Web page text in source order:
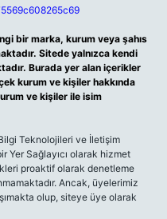
bir marka, kurum veya şahıs
Sitede yalnızca kendi
Burada yer alan içerikler
kurum ve kişiler hakkında
ve kişiler ile isim
Teknolojileri ve İletişim
Yer Sağlayıcı olarak hizmet
proaktif olarak denetleme
Ancak, üyelerimiz
olup, siteye üye olarak